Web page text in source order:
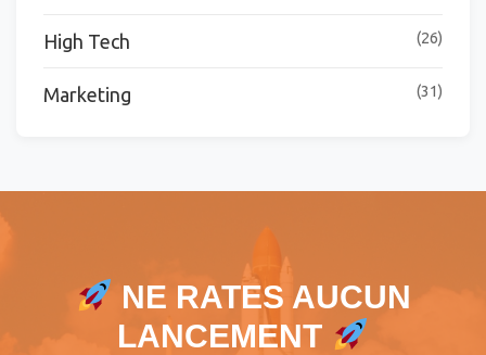
High Tech (26)
Marketing (31)
NE RATES AUCUN
LANCEMENT